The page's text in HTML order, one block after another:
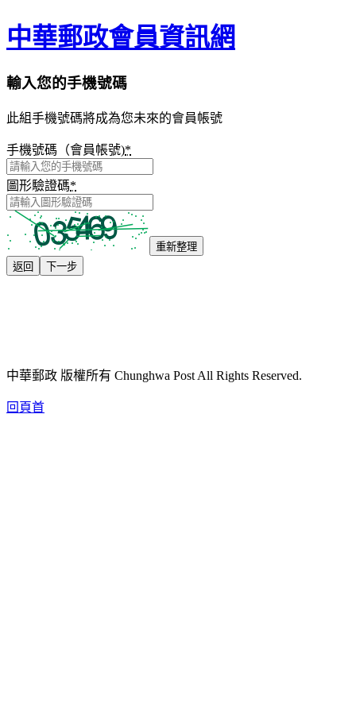
中華郵政會員資訊網
輸入您的手機號碼
此組手機號碼將成為您未來的會員帳號
手機號碼（會員帳號)*
圖形驗證碼*
重新整理
返回
下一步
中華郵政 版權所有 Chunghwa Post All Rights Reserved.
回頁首